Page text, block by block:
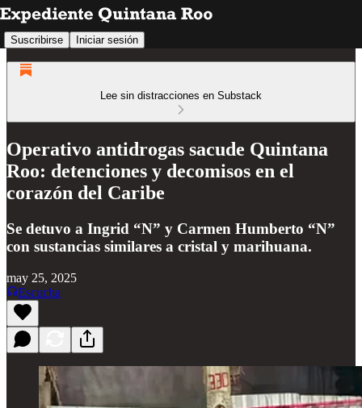
Suscribirse Iniciar sesión
Lee sin distracciones en Substack
Operativo antidrogas sacude Quintana
Roo: detenciones y decomisos en el
corazón del Caribe
Se detuvo a Ingrid “N” y Carmen Humberto “N”
con sustancias similares a cristal y marihuana.
may 25, 2025
Escucha